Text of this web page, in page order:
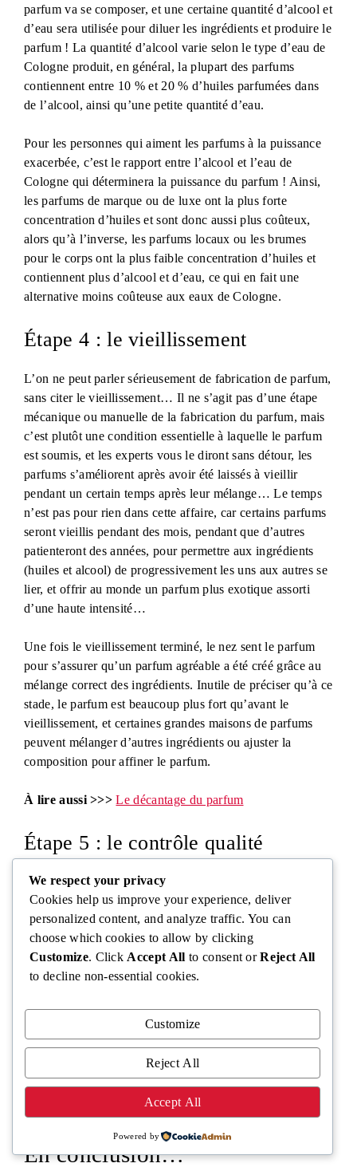
parfum va se composer, et une certaine quantité d’alcool et
d’eau sera utilisée pour diluer les ingrédients et produire le
parfum ! La quantité d’alcool varie selon le type d’eau de
Cologne produit, en général, la plupart des parfums
contiennent entre 10 % et 20 % d’huiles parfumées dans
de l’alcool, ainsi qu’une petite quantité d’eau.
Pour les personnes qui aiment les parfums à la puissance
exacerbée, c’est le rapport entre l’alcool et l’eau de
Cologne qui déterminera la puissance du parfum ! Ainsi,
les parfums de marque ou de luxe ont la plus forte
concentration d’huiles et sont donc aussi plus coûteux,
alors qu’à l’inverse, les parfums locaux ou les brumes
pour le corps ont la plus faible concentration d’huiles et
contiennent plus d’alcool et d’eau, ce qui en fait une
alternative moins coûteuse aux eaux de Cologne.
Étape 4 : le vieillissement
L’on ne peut parler sérieusement de fabrication de parfum,
sans citer le vieillissement… Il ne s’agit pas d’une étape
mécanique ou manuelle de la fabrication du parfum, mais
c’est plutôt une condition essentielle à laquelle le parfum
est soumis, et les experts vous le diront sans détour, les
parfums s’améliorent après avoir été laissés à vieillir
pendant un certain temps après leur mélange… Le temps
n’est pas pour rien dans cette affaire, car certains parfums
seront vieillis pendant des mois, pendant que d’autres
patienteront des années, pour permettre aux ingrédients
(huiles et alcool) de progressivement les uns aux autres se
lier, et offrir au monde un parfum plus exotique assorti
d’une haute intensité…
Une fois le vieillissement terminé, le nez sent le parfum
pour s’assurer qu’un parfum agréable a été créé grâce au
mélange correct des ingrédients. Inutile de préciser qu’à ce
stade, le parfum est beaucoup plus fort qu’avant le
vieillissement, et certaines grandes maisons de parfums
peuvent mélanger d’autres ingrédients ou ajuster la
composition pour affiner le parfum.
À lire aussi >>> Le décantage du parfum
Étape 5 : le contrôle qualité
Avant d’être mis en vente, les parfums sont soumis à un
processus de contrôle qualité, c’est une étape obligatoire
visant à garantir que :
le produit final ne contiendra aucun ingrédient
que le produit respecte toutes les normes afin de ne
l’industrie sont utilisés dans la création des
En conclusion…
We respect your privacy
Cookies help us improve your experience, deliver
personalized content, and analyze traffic. You can
choose which cookies to allow by clicking
Customize. Click Accept All to consent orReject All
to decline non-essential cookies.
Customize
Reject All
Accept All
Powered by